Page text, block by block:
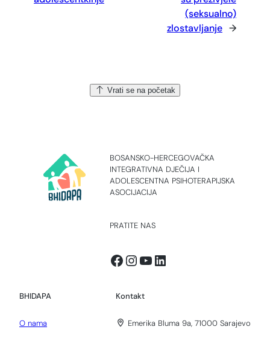
(seksualno)
zlostavljanje →
Vrati se na početak
BOSANSKO-HERCEGOVAČKA
INTEGRATIVNA DJEČIJA I
ADOLESCENTNA PSIHOTERAPIJSKA
ASOCIJACIJA
PRATITE NAS
Facebook
Instagram
YouTube
LinkedIn
BHIDAPA
O nama
Kontakt
Emerika Bluma 9a, 71000 Sarajevo